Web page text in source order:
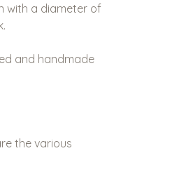
with a diameter of
and handmade
the various